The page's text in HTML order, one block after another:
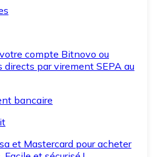
compte Bitnovo ou
par virement SEPA au
bancaire
et Mastercard pour acheter